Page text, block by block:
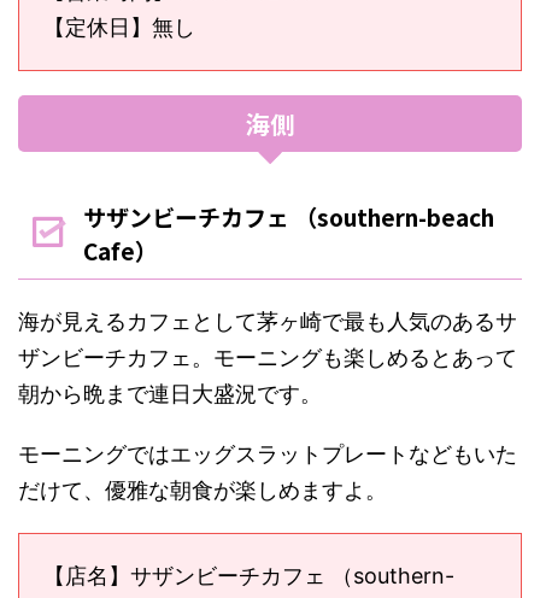
【定休日】無し
海側
サザンビーチカフェ （southern-beach
Cafe）
海が見えるカフェとして茅ヶ崎で最も人気のあるサ
ザンビーチカフェ。モーニングも楽しめるとあって
朝から晩まで連日大盛況です。
モーニングではエッグスラットプレートなどもいた
だけて、優雅な朝食が楽しめますよ。
【店名】サザンビーチカフェ （southern-